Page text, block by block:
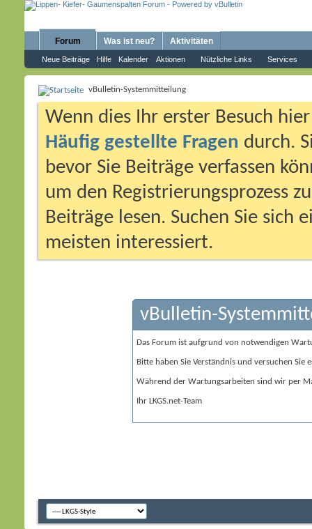
Forum
Neue Beiträge Hilfe Kalender Aktionen Nützliche Links Services
Was ist neu? Aktivitäten
vBulletin-Systemmitteilung
Wenn dies Ihr erster Besuch
Häufig gestellte Fragen durch.
bevor Sie Beiträge verfassen
um den Registrierungsprozess
Beiträge lesen. Suchen Sie sich
meisten interessiert.
vBulletin-
Das Forum ist aufgrund von notwendigen
Bitte haben Sie Verständnis und versuchen Sie
Während der Wartungsarbeiten sind wir per
Ihr LKGS.net-Team